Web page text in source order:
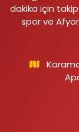
dakika için
spor ve